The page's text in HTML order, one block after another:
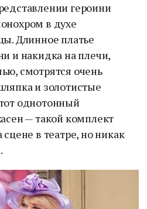
героини
в духе
Длинное платье
и накидка на плечи,
смотрятся очень
и золотистые
однотонный
— такой комплект
в театре, но никак